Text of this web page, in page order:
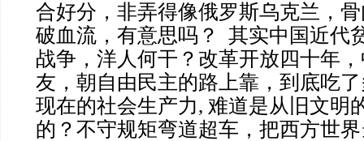
合好分，非弄得像俄罗斯乌克兰，
破血流，有意思吗？ 其实中国近代
战争，洋人何干？改革开放四十年
友，朝自由民主的路上靠，到底吃
现在的社会生产力, 难道是从旧文明
的？不守规矩弯道超车，把西方世